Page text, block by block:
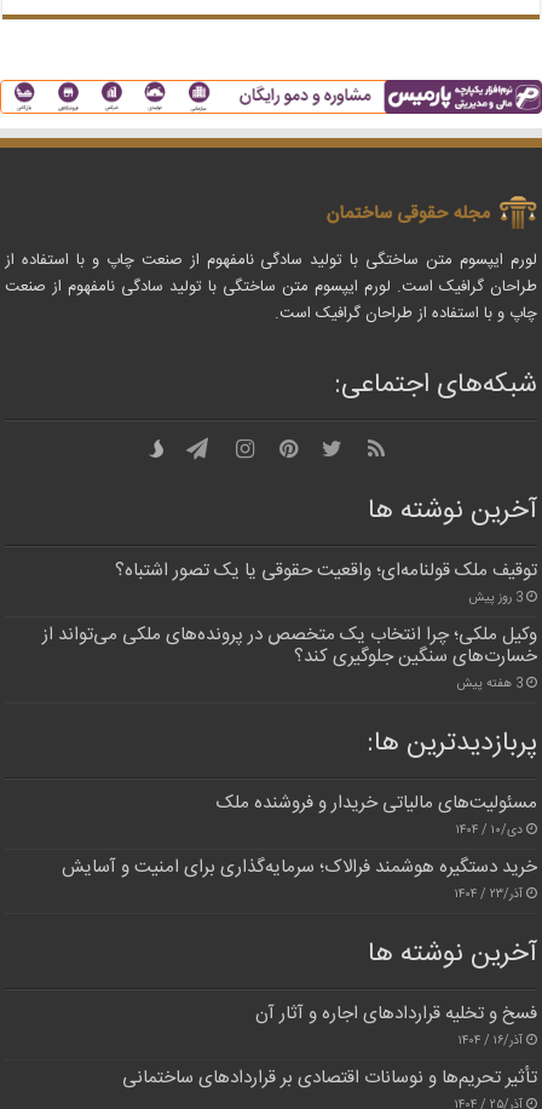
لورم ایپسوم متن ساختگی با تولید سادگی نامفهوم از صنعت چاپ و با استفاده از
طراحان گرافیک است. لورم ایپسوم متن ساختگی با تولید سادگی نامفهوم از صنعت
چاپ و با استفاده از طراحان گرافیک است.
شبکه‌های اجتماعی:
آخرین نوشته ها
توقیف ملک قولنامه‌ای؛ واقعیت حقوقی یا یک تصور اشتباه؟
3 روز پیش
وکیل ملکی؛ چرا انتخاب یک متخصص در پرونده‌های ملکی می‌تواند از
خسارت‌های سنگین جلوگیری کند؟
3 هفته پیش
پربازدیدترین‌ ها:
مسئولیت‌های مالیاتی خریدار و فروشنده ملک
دی/۱۰ / ۱۴۰۴
خرید دستگیره هوشمند فرالاک؛ سرمایه‌گذاری برای امنیت و آسایش
آذر/۲۳ / ۱۴۰۴
آخرین نوشته ها
فسخ و تخلیه قراردادهای اجاره و آثار آن
آذر/۱۶ / ۱۴۰۴
تأثیر تحریم‌ها و نوسانات اقتصادی بر قراردادهای ساختمانی
آذر/۲۵ / ۱۴۰۴